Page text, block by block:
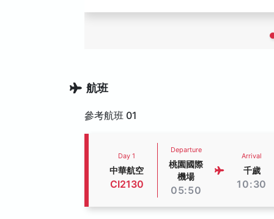
航班
參考航班 01
Day 1
中華航空
CI2130
Departure
桃園國際
機場
05:50
Arrival
千歲
10:30